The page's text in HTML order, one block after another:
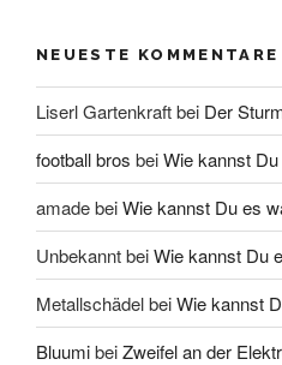
NEUESTE KOMMENTARE
Liserl Gartenkraftbei Der
football bros beiWie kannst
amadebeiWie kannst Du es
UnbekanntbeiWie kannst Du
MetallschädelbeiWie kannst
BluumibeiZweifel an der